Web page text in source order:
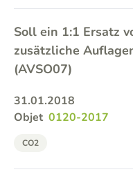
Soll ein 1:1 Ersatz
zusätzliche
(AVSO07)
31.01.2018
Objet 0120-2017
CO2